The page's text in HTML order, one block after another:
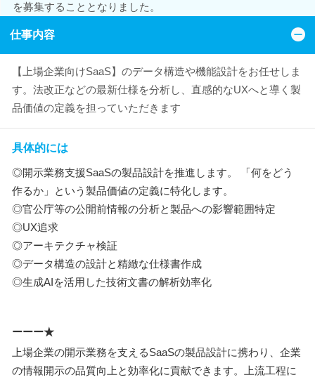
を募集することとなりました。
仕事内容
【上場企業向けSaaS】のデータ構造や機能設計をお任せしま
す。法改正などの最新仕様を分析し、直感的なUXへと導く製
品価値の定義を担っていただきます
具体的には
◎開示業務支援SaaSの製品設計を推進します。 「何をどう
作るか」という製品価値の定義に特化します。
◎官公庁等の公開前情報の分析と製品への影響範囲特定
◎UX追求
◎アーキテクチャ検証
◎データ構造の設計と精緻な仕様書作成
◎生成AIを活用した技術文書の解析効率化
ーーー★
上場企業の開示業務を支えるSaaSの製品設計に携わり、企業
の情報開示の品質向上と効率化に貢献できます。上流工程に